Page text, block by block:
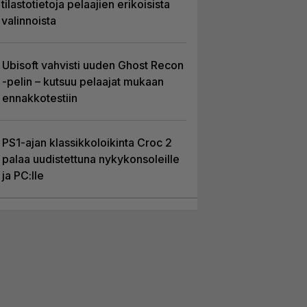
tilastotietoja pelaajien erikoisista
valinnoista
Ubisoft vahvisti uuden Ghost Recon
-pelin – kutsuu pelaajat mukaan
ennakkotestiin
PS1-ajan klassikkoloikinta Croc 2
palaa uudistettuna nykykonsoleille
ja PC:lle